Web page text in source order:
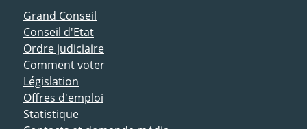
ACCÈS DIRECT
Grand Conseil
Conseil d'Etat
Ordre judiciaire
Comment voter
Législation
Offres d'emploi
Statistique